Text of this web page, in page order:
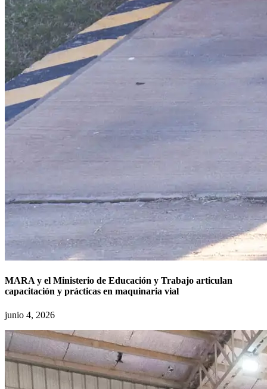
MARA y el Ministerio de Educación y Trabajo articulan
capacitación y prácticas en maquinaria vial
junio 4, 2026